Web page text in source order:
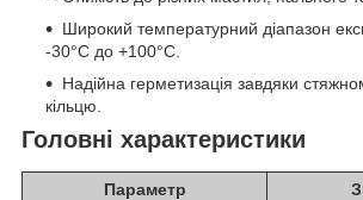
Широкий температурний діапазон
-30°C до +100°C.
Надійна герметизація завдяки
кільцю.
Головні характеристики
Параметр